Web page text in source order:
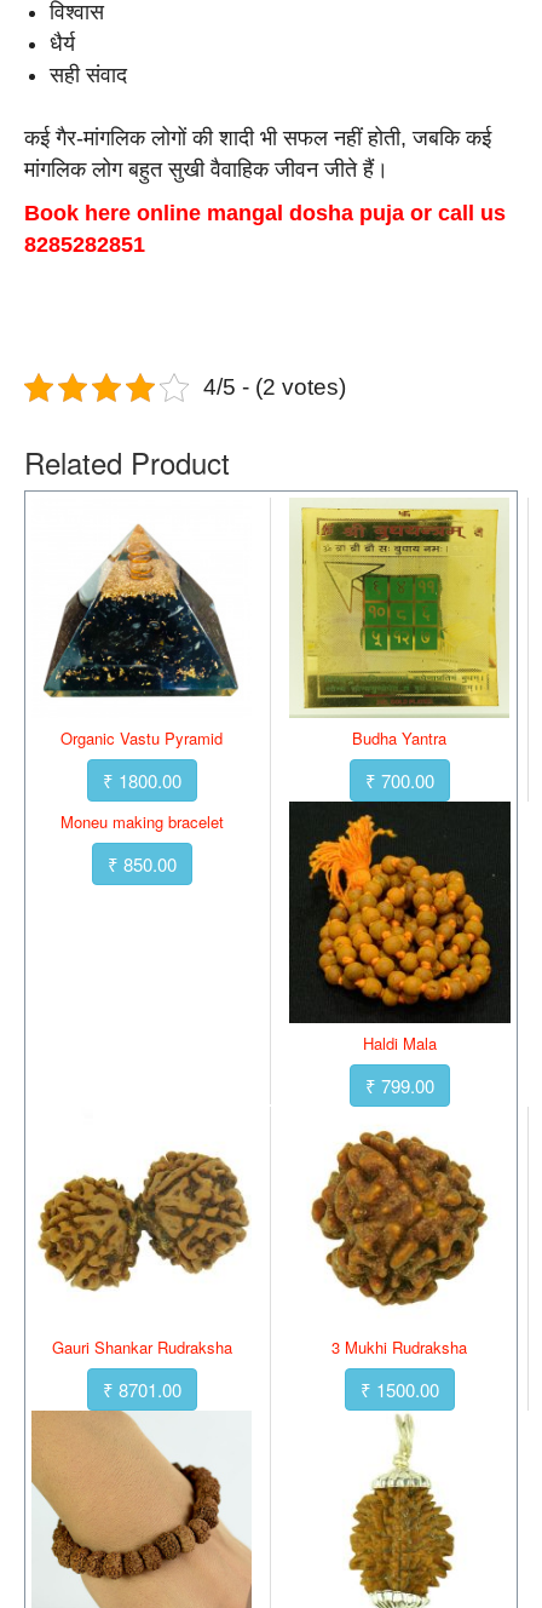
विश्वास
धैर्य
सही संवाद
कई गैर-मांगलिक लोगों की शादी भी सफल नहीं होती, जबकि कई
मांगलिक लोग बहुत सुखी वैवाहिक जीवन जीते हैं।
Book here online mangal dosha puja or call us
8285282851
4/5 - (2 votes)
Related Product
Organic Vastu Pyramid
₹ 1800.00
Budha Yantra
₹ 700.00
Moneu making bracelet
₹ 850.00
Haldi Mala
₹ 799.00
Gauri Shankar Rudraksha
₹ 8701.00
3 Mukhi Rudraksha
₹ 1500.00